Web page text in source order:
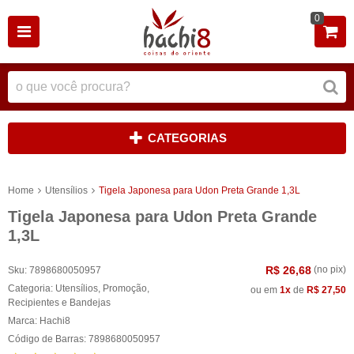
0
CATEGORIAS
Home Utensílios Tigela Japonesa para Udon Preta Grande 1,3L
Tigela Japonesa para Udon Preta Grande
1,3L
Sku: 7898680050957
Categoria: Utensílios Promoção
Recipientes e Bandejas
Marca: Hachi8
Código de Barras: 7898680050957
R$ 26,68 (no pix)
ou em 1x de R$ 27,50